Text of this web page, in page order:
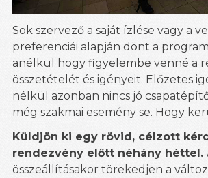
Sok szervező a saját ízlése vagy a
preferenciái alapján dönt a
anélkül hogy figyelembe venné a
összetételét és igényeit. Előzetes
nélkül azonban nincs jó
még szakmai esemény se. Hogy
Küldjön ki egy rövid, célzott
rendezvény előtt néhány héttel.
összeállításakor törekedjen a